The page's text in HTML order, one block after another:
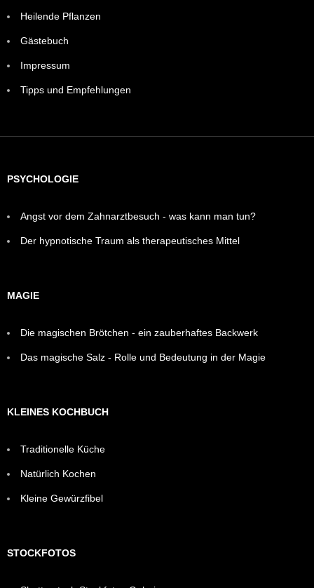
Heilende Pflanzen
Gästebuch
Impressum
Tipps und Empfehlungen
PSYCHOLOGIE
Angst vor dem Zahnarztbesuch - was kann man tun?
Der hypnotische Traum als therapeutisches Mittel
MAGIE
Die magischen Brötchen - ein zauberhaftes Backwerk
Das magische Salz - Rolle und Bedeutung in der Magie
KLEINES KOCHBUCH
Traditionelle Küche
Natürlich Kochen
Kleine Gewürzfibel
STOCKFOTOS